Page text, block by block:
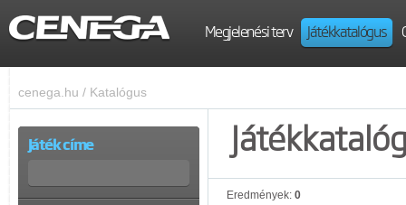
Megjelenési terv Játékkatalógus
cenega.hu / Katalógus
Játék címe
Eredmények: 0